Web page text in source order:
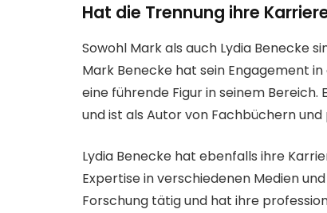
Hat die Trennung ihre
Sowohl Mark als auch Lydia Benecke
Mark Benecke hat sein Engagement
eine führende Figur in seinem
und ist als Autor von Fachbüchern
Lydia Benecke hat ebenfalls ihre
Expertise in verschiedenen Medien
Forschung tätig und hat ihre